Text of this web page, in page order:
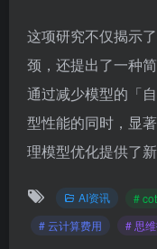
这项研究不仅揭示
颈，还提出了一种
通过减少模型的「
型性能的同时，显
理模型优化提供了
AI资讯 # cot
# 云计算费用
# 思